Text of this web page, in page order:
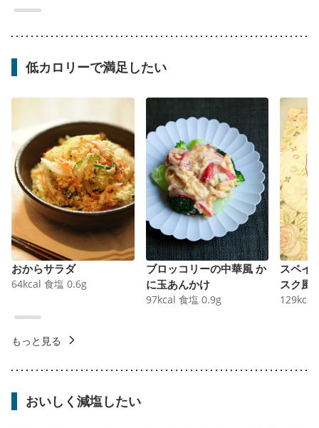
低カロリーで満足したい
おからサラダ
64kcal 食塩 0.6g
ブロッコリーの中華風 か
に玉あんかけ
97kcal 食塩 0.9g
スペイ
スク風
129kcal
もっと見る
おいしく減塩したい